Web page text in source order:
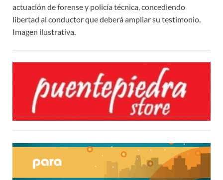
actuación de forense y policía técnica, concediendo
libertad al conductor que deberá ampliar su testimonio.
Imagen ilustrativa.